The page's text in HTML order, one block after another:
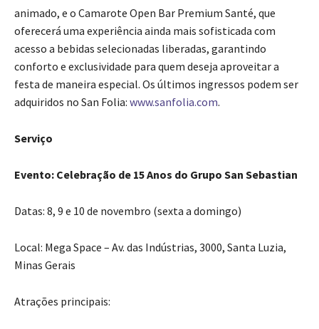
animado, e o Camarote Open Bar Premium Santé, que
oferecerá uma experiência ainda mais sofisticada com
acesso a bebidas selecionadas liberadas, garantindo
conforto e exclusividade para quem deseja aproveitar a
festa de maneira especial. Os últimos ingressos podem ser
adquiridos no San Folia: www.sanfolia.com.
Serviço
Evento: Celebração de 15 Anos do Grupo San Sebastian
Datas: 8, 9 e 10 de novembro (sexta a domingo)
Local: Mega Space – Av. das Indústrias, 3000, Santa Luzia,
Minas Gerais
Atrações principais: